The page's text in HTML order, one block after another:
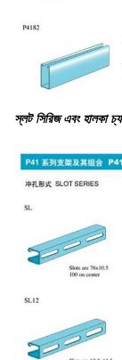
স্লট সিরিজ এবং হালকা